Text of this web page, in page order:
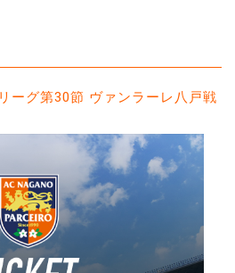
ーグ第30節 ヴァンラーレ八戸戦